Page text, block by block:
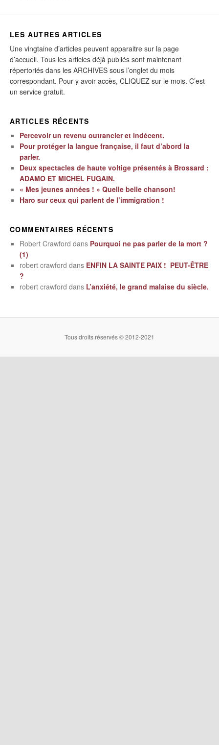
LES AUTRES ARTICLES
Une vingtaine d’articles peuvent apparaitre sur la page
d’accueil. Tous les articles déjà publiés sont maintenant
répertoriés dans les ARCHIVES sous l’onglet du mois
correspondant. Pour y avoir accès, CLIQUEZ sur le mois. C’est
un service gratuit.
ARTICLES RÉCENTS
Percevoir un revenu outrancier et indécent.
Pour protéger la langue française, il faut d’abord la
parler.
Deux spectacles de haute voltige présentés à Brossard :
ADAMO ET MICHEL FUGAIN.
« Mes jeunes années ! » Quelle belle chanson!
Haro sur ceux qui parlent de l’immigration !
COMMENTAIRES RÉCENTS
Robert Crawford dans Pourquoi ne pas parler de la mort ?
(1)
robert crawford dans ENFIN LA SAINTE PAIX ! PEUT-ÊTRE
?
robert crawford dans L’anxiété, le grand malaise du siècle.
Tous droits réservés © 2012-2021